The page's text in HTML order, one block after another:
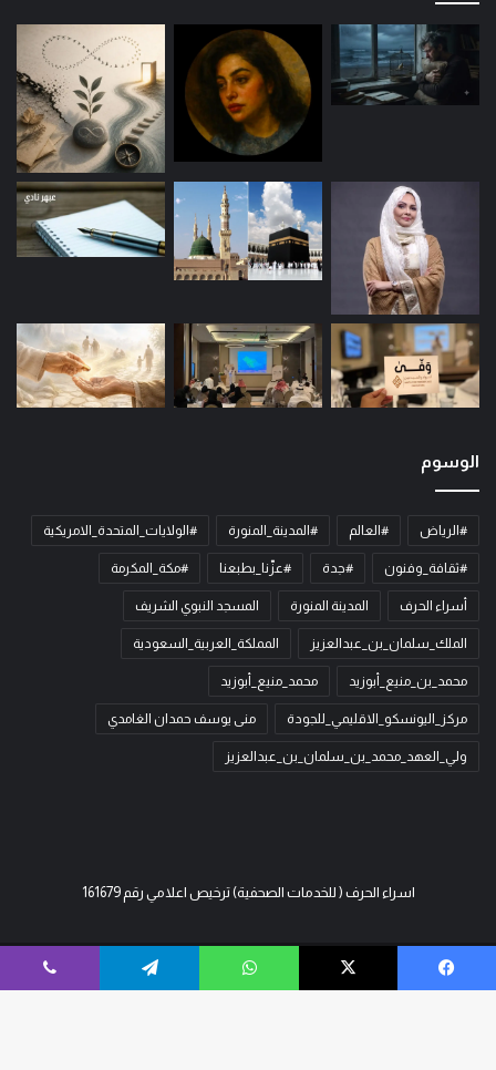
الوسوم
#الرياض #العالم #المدينة_المنورة #الولايات_المتحدة_الامريكية
#ثقافة_وفنون #جدة #عزّنا_بطبعنا #مكة_المكرمة
أسراء الحرف المدينة المنورة المسجد النبوي الشريف
الملك_سلمان_بن_عبدالعزيز المملكة_العربية_السعودية
محمد_بن_منيع_أبوزيد محمد_منيع_أبوزيد
مركز_اليونسكو_الاقليمي_للجودة منى يوسف حمدان الغامدي
ولي_العهد_محمد_بن_سلمان_بن_عبدالعزيز
اسراء الحرف ( للخدمات الصحفية) ترخيص اعلامي رقم 161679
© حقوق النشر 2026، جميع الحقوق محفوظة | لـ اسراء الحرف فيسبوك ‫X واتساب تيلقرام ڤايبر